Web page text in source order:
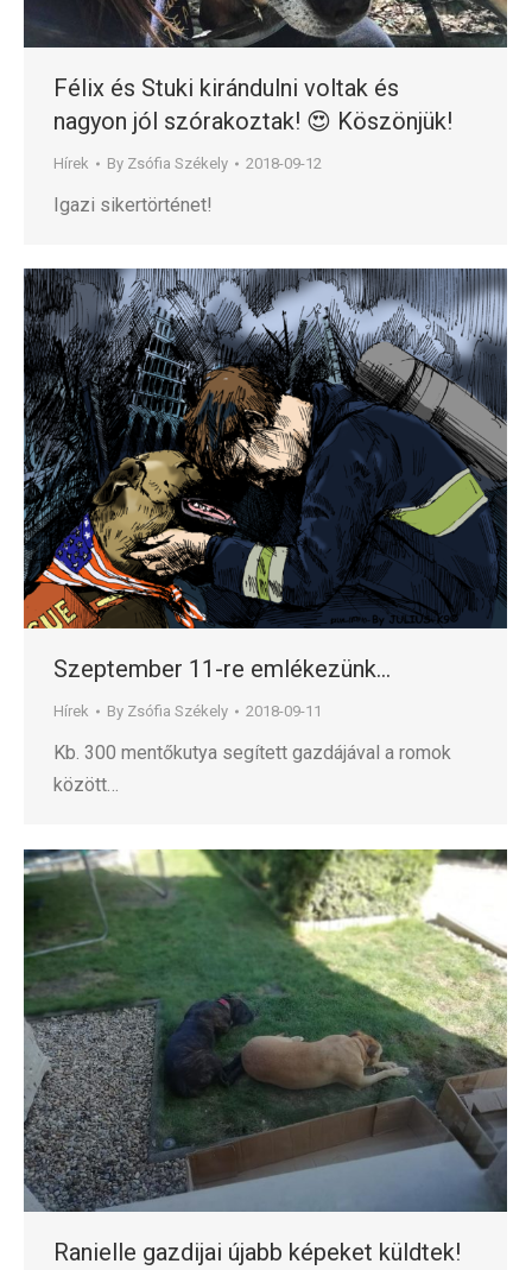
Félix és Stuki kirándulni voltak és
nagyon jól szórakoztak! 😍 Köszönjük!
Hírek By Zsófia Székely 2018-09-12
Igazi sikertörténet!
Szeptember 11-re emlékezünk…
Hírek By Zsófia Székely 2018-09-11
Kb. 300 mentőkutya segített gazdájával a romok
között…
Ranielle gazdijai újabb képeket küldtek!